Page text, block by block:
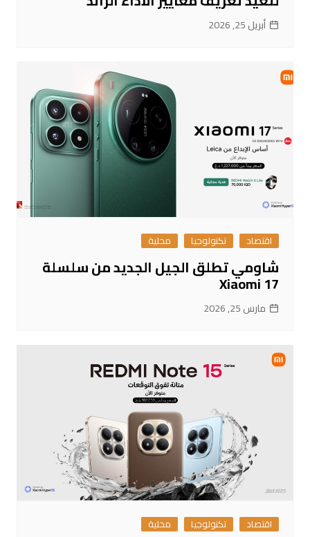
أبريل 25, 2026
اقتصاد تكنولوجيا محلية
شاومي تطلق الجيل الجديد من سلسلة
Xiaomi 17
مارس 25, 2026
اقتصاد تكنولوجيا محلية